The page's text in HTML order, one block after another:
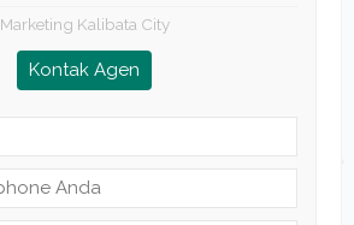
Marketing Kalibata City
Kontak Agen